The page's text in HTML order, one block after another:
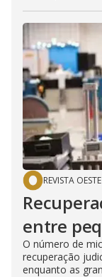
REVISTA OESTE
entre
O número de
recuperação
enquanto as